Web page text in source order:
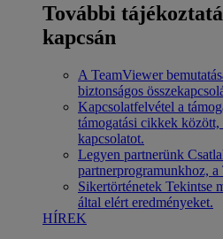
További
kapcsán
A TeamViewer
biztonságos
Kapcsolatfelvétel a
támogatási cikkek
kapcsolatot.
Legyen partnerünk
partnerprogramunkhoz, a
Sikertörténetek Tekintse
által elért eredményeket.
HÍREK